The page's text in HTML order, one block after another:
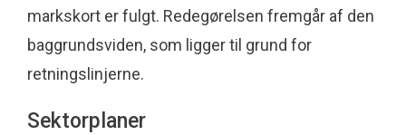
markskort er fulgt. Redegørelsen fremgår af den
baggrundsviden, som ligger til grund for
retningslinjerne.
Sektorplaner